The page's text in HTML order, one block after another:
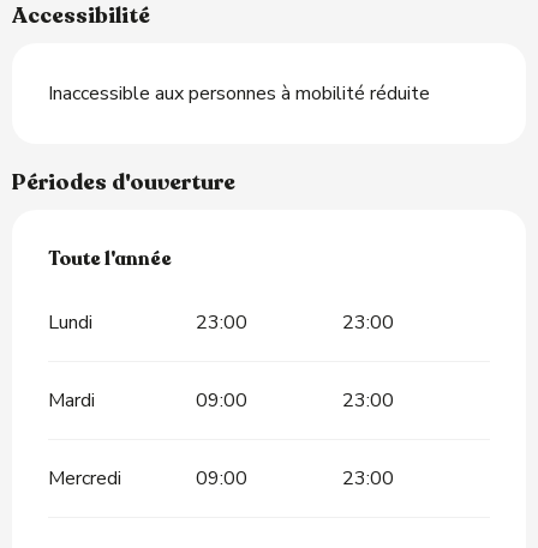
Accessibilité
Inaccessible aux personnes à mobilité réduite
Périodes d'ouverture
Toute l'année
Toute l'année
Lundi 23:00 23:00
Mardi 09:00 23:00
Mercredi 09:00 23:00